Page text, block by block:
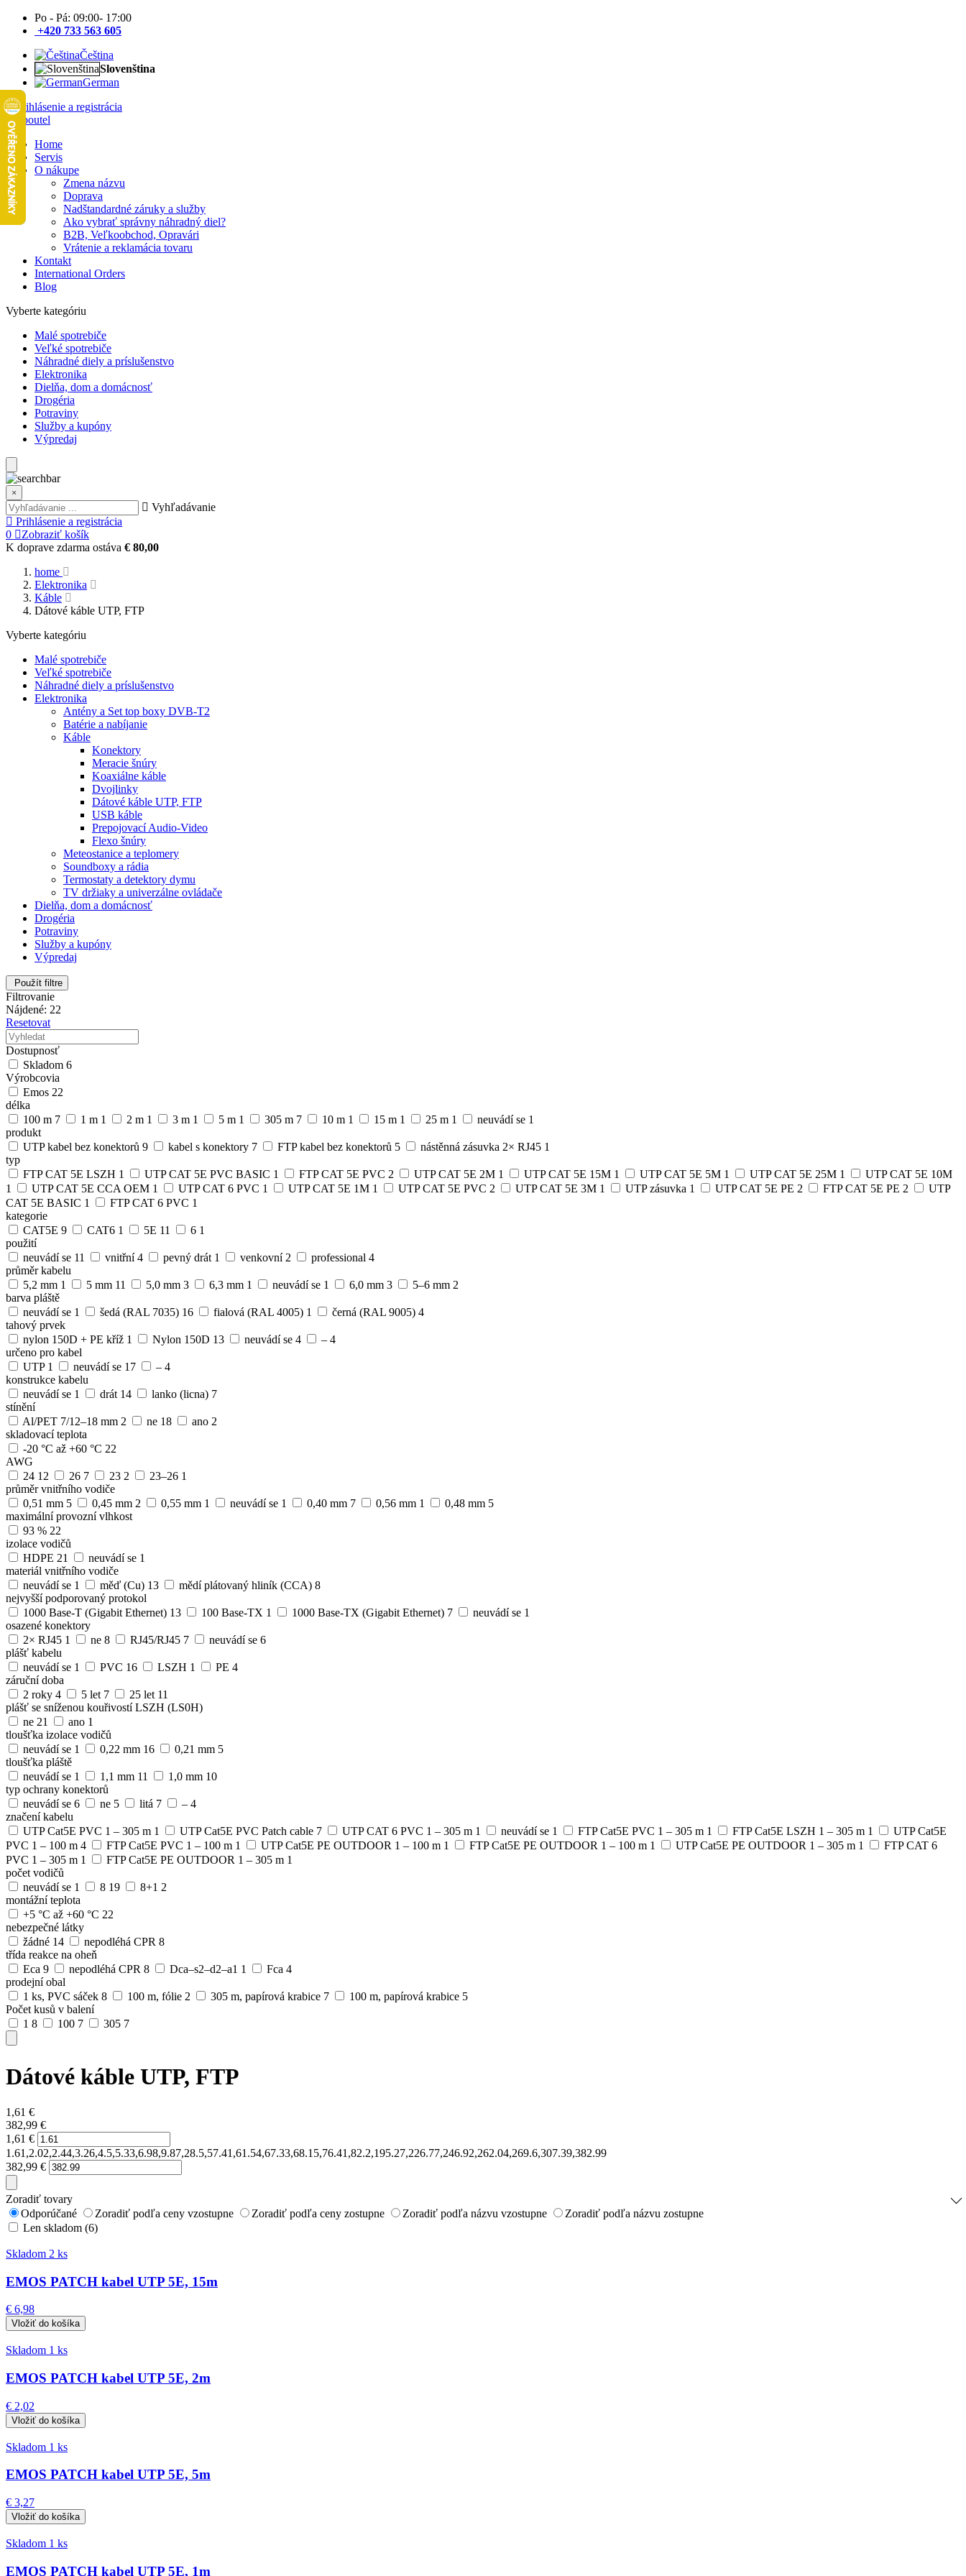
Po - Pá: 09:00- 17:00
+420 733 563 605
Čeština
Slovenština
German
Prihlásenie a registrácia
Home
Servis
O nákupe
Zmena názvu
Doprava
Nadštandardné záruky a služby
Ako vybrať správny náhradný diel?
B2B, Veľkoobchod, Opravári
Vrátenie a reklamácia tovaru
Kontakt
International Orders
Blog
Vyberte kategóriu
Malé spotrebiče
Veľké spotrebiče
Náhradné diely a príslušenstvo
Elektronika
Dielňa, dom a domácnosť
Drogéria
Potraviny
Služby a kupóny
Výpredaj
×
Vyhľadávanie
Prihlásenie a registrácia
0
Zobraziť košík
K doprave zdarma ostáva € 80,00
home
Elektronika
Káble
Dátové káble UTP, FTP
Vyberte kategóriu
Malé spotrebiče
Veľké spotrebiče
Náhradné diely a príslušenstvo
Elektronika
Antény a Set top boxy DVB-T2
Batérie a nabíjanie
Káble
Konektory
Meracie šnúry
Koaxiálne káble
Dvojlinky
Dátové káble UTP, FTP
USB káble
Prepojovací Audio-Video
Flexo šnúry
Meteostanice a teplomery
Soundboxy a rádia
Termostaty a detektory dymu
TV držiaky a univerzálne ovládače
Dielňa, dom a domácnosť
Drogéria
Potraviny
Služby a kupóny
Výpredaj
Použít filtre
Filtrovanie
Nájdené: 22
Resetovat
Dostupnosť
Skladom 6
Výrobcovia
Emos 22
délka
100 m 7 1 m 1 2 m 1 3 m 1 5 m 1 305 m 7 10 m 1 15 m 1 25 m 1 neuvádí se 1
produkt
UTP kabel bez konektorů 9 kabel s konektory 7 FTP kabel bez konektorů 5 nástěnná zásuvka 2× RJ45 1
typ
FTP CAT 5E LSZH 1 UTP CAT 5E PVC BASIC 1 FTP CAT 5E PVC 2 UTP CAT 5E 2M 1 UTP CAT 5E 15M 1 UTP CAT 5E 5M 1 UTP CAT 5E 25M 1
UTP CAT 5E 10M
1
UTP CAT 5E CCA OEM 1 UTP CAT 6 PVC 1 UTP CAT 5E 1M 1 UTP CAT 5E PVC 2 UTP CAT 5E 3M 1 UTP zásuvka 1 UTP CAT 5E PE 2 FTP CAT 5E PE 2
UTP
CAT 5E BASIC 1 FTP CAT 6 PVC 1
kategorie
CAT5E 9 CAT6 1 5E 11 6 1
použití
neuvádí se 11 vnitřní4 pevný drát 1 venkovní 2 professional 4
průměr kabelu
5,2 mm 1 5 mm 11 5,0 mm 3 6,3 mm 1 neuvádí se 1 6,0 mm 3 5–6 mm 2
barva pláště
neuvádí se 1 šedá (RAL 7035) 16 fialová (RAL 4005) 1 černá (RAL 9005) 4
tahový prvek
nylon 150D + PE kříž 1 Nylon 150D 13 neuvádí se 4 – 4
určeno pro kabel
UTP 1 neuvádí se 17 – 4
konstrukce kabelu
neuvádí se 1 drát 14 lanko (licna) 7
stínění
Al/PET 7/12–18 mm 2 ne 18 ano 2
skladovací teplota
-20 °C až +60 °C 22
AWG
24 12 26 7 23 2 23–26 1
průměr vnitřního vodiče
0,51 mm 5 0,45 mm 2 0,55 mm 1 neuvádí se 1 0,40 mm 7 0,56 mm 1 0,48 mm 5
maximální provozní vlhkost
93 % 22
izolace vodičů
HDPE 21 neuvádí se 1
materiál vnitřního vodiče
neuvádí se 1 měď (Cu) 13 mědí plátovaný hliník (CCA) 8
nejvyšší podporovaný protokol
1000 Base-T (Gigabit Ethernet) 13 100 Base-TX 1 1000 Base-TX (Gigabit Ethernet) 7 neuvádí se 1
osazené konektory
2× RJ45 1 ne 8 RJ45/RJ45 7 neuvádí se 6
plášť kabelu
neuvádí se 1 PVC 16 LSZH 1 PE 4
záruční doba
2 roky 4 5 let 7 25 let 11
plášť se sníženou kouřivostí LSZH (LS0H)
ne 21 ano 1
tloušťka izolace vodičů
neuvádí se 1 0,22 mm 16 0,21 mm 5
tloušťka pláště
neuvádí se 1 1,1 mm 11 1,0 mm 10
typ ochrany konektorů
neuvádí se 6 ne 5 litá 7 – 4
značení kabelu
UTP Cat5E PVC 1 – 305 m 1 UTP Cat5E PVC Patch cable 7 UTP CAT 6 PVC 1 – 305 m 1 neuvádí se 1 FTP Cat5E PVC 1 – 305 m 1 FTP Cat5E LSZH 1 – 305 m 1
UTP Cat5E
PVC 1 – 100 m 4 FTP Cat5E PVC 1 – 100 m 1 UTP Cat5E PE OUTDOOR 1 – 100 m 1 FTP Cat5E PE OUTDOOR 1 – 100 m 1 UTP Cat5E PE OUTDOOR 1 – 305 m 1
FTP CAT 6
PVC 1 – 305 m 1 FTP Cat5E PE OUTDOOR 1 – 305 m 1
počet vodičů
neuvádí se 1 8 19 8+1 2
montážní teplota
+5 °C až +60 °C 22
nebezpečné látky
žádné 14 nepodléhá CPR 8
třída reakce na oheň
Eca 9 nepodléhá CPR 8 Dca–s2–d2–a1 1 Fca 4
prodejní obal
1 ks, PVC sáček 8 100 m, fólie 2 305 m, papírová krabice 7 100 m, papírová krabice 5
Počet kusů v balení
1 8 100 7 305 7
Dátové káble UTP, FTP
1,61 €
382,99 €
1,61 €
1.61,2.02,2.44,3.26,4.5,5.33,6.98,9.87,28.5,57.41,61.54,67.33,68.15,76.41,82.2,195.27,226.77,246.92,262.04,269.6,307.39,382.99
382,99 €
Zoradiť tovary
Odporúčané
Zoradiť podľa ceny vzostupne Zoradiť podľa ceny zostupne Zoradiť podľa názvu vzostupne
Zoradiť podľa názvu zostupne
Len skladom (6)
Skladom 2 ks
EMOS PATCH kabel UTP 5E, 15m
€ 6,98
Skladom 1 ks
EMOS PATCH kabel UTP 5E, 2m
€ 2,02
Skladom 1 ks
EMOS PATCH kabel UTP 5E, 5m
€ 3,27
Skladom 1 ks
EMOS PATCH kabel UTP 5E, 1m